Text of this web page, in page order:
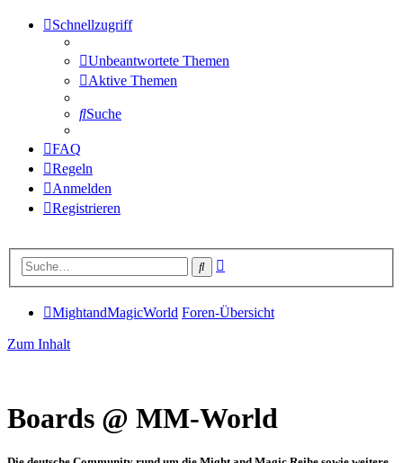
Schnellzugriff
Unbeantwortete Themen
Aktive Themen
Suche
FAQ
Regeln
Anmelden
Registrieren
Suche
MightandMagicWorld Foren-Übersicht
Zum Inhalt
Boards @ MM-World